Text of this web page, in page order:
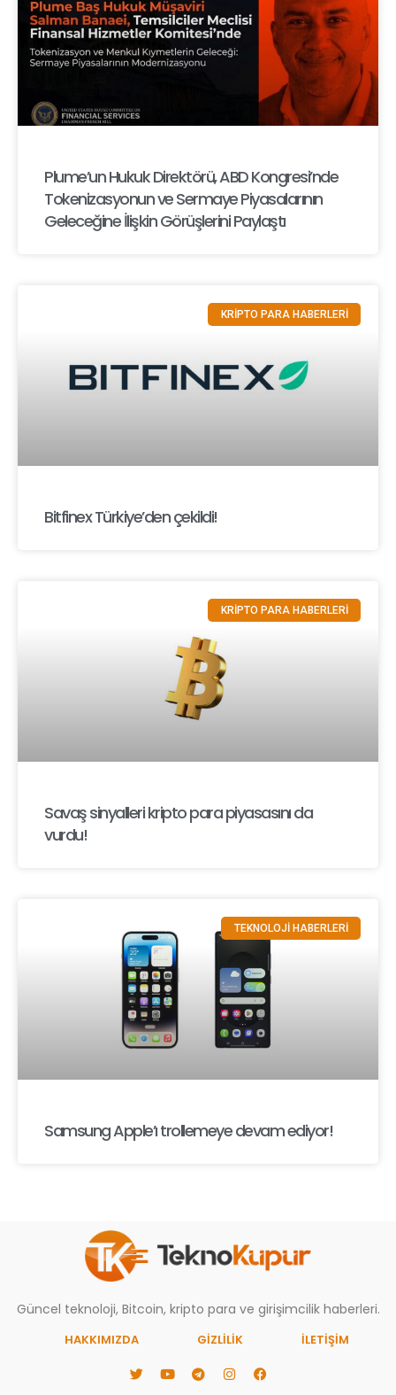
Plume’un Hukuk Direktörü, ABD Kongresi’nde
Tokenizasyonun ve Sermaye Piyasalarının
Geleceğine İlişkin Görüşlerini Paylaştı
KRİPTO PARA HABERLERİ
Bitfinex Türkiye’den çekildi!
KRİPTO PARA HABERLERİ
Savaş sinyalleri kripto para piyasasını da
vurdu!
TEKNOLOJİ HABERLERİ
Samsung Apple’ı trollemeye devam ediyor!
Güncel teknoloji, Bitcoin, kripto para ve girişimcilik haberleri.
HAKKIMIZDA GIZLILIK İLETİŞİM